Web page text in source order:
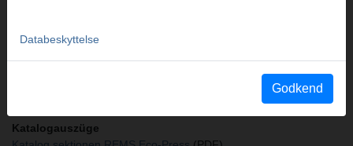
Sikkerhedsanvisning PZ/PR/ZZ/PZ E01 / Kabelsaks
Katalogauszüge
Databeskyttelse
Godkend